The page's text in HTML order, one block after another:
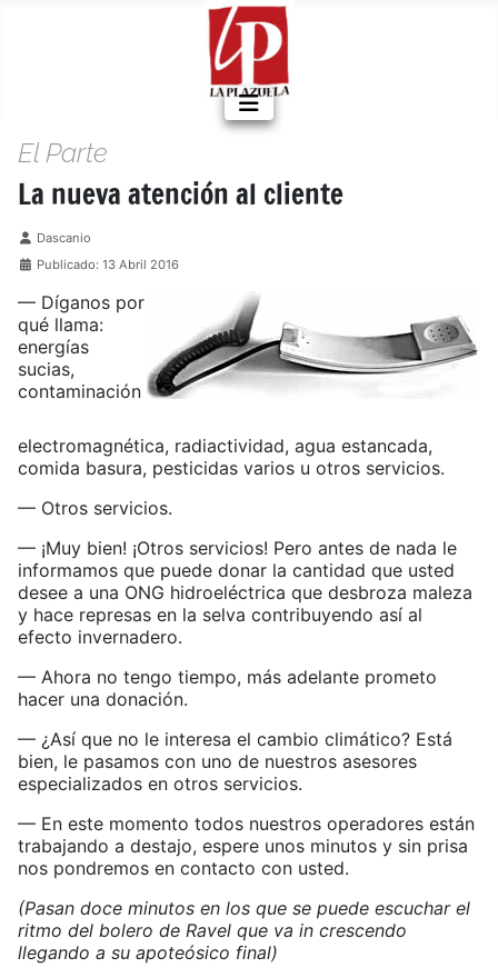
El Parte
La nueva atención al cliente
Detalles
Dascanio
Publicado: 13 Abril 2016
— Díganos por
qué llama:
energías
sucias,
contaminación
electromagnética, radiactividad, agua estancada,
comida basura, pesticidas varios u otros servicios.
— Otros servicios.
— ¡Muy bien! ¡Otros servicios! Pero antes de nada le
informamos que puede donar la cantidad que usted
desee a una ONG hidroeléctrica que desbroza maleza
y hace represas en la selva contribuyendo así al
efecto invernadero.
— Ahora no tengo tiempo, más adelante prometo
hacer una donación.
— ¿Así que no le interesa el cambio climático? Está
bien, le pasamos con uno de nuestros asesores
especializados en otros servicios.
— En este momento todos nuestros operadores están
trabajando a destajo, espere unos minutos y sin prisa
nos pondremos en contacto con usted.
(Pasan doce minutos en los que se puede escuchar el
ritmo del bolero de Ravel que va in crescendo
llegando a su apoteósico final)